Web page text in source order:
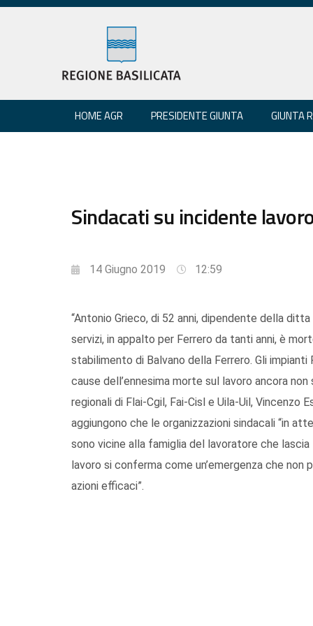
HOME AGR PRESIDENTE GIUNTA GIUNTA
Sindacati su incidente
14 Giugno 2019 12:59
“Antonio Grieco, di 52 anni, dipendente della
servizi, in appalto per Ferrero da tanti anni, è
stabilimento di Balvano della Ferrero. Gli
cause dell’ennesima morte sul lavoro ancora
regionali di Flai-Cgil, Fai-Cisl e Uila-Uil, Vincenzo
aggiungono che le organizzazioni sindacali “in
sono vicine alla famiglia del lavoratore che
lavoro si conferma come un’emergenza che
azioni efficaci”.